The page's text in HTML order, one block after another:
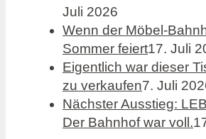
Juli 2026
Wenn der Möbel-
Sommer feiert17. Juli
Eigentlich war dieser
zu verkaufen7. Juli
Nächster Ausstieg:
Der Bahnhof war voll.